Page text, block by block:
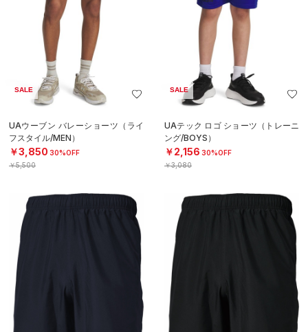
SALE
UAウーブン バレーショーツ（ライ
フスタイル/MEN）
￥3,850 30%OFF
￥5,500
SALE
UAテック ロゴ ショーツ（トレーニ
ング/BOYS）
￥2,156 30%OFF
￥3,080